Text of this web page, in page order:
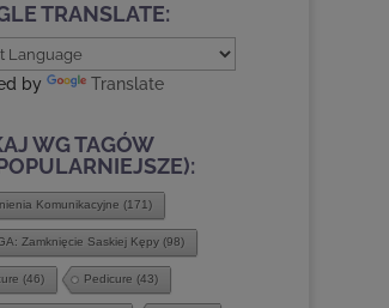
TRANSLATE:
by Translate
WG TAGÓW
Komunikacyjne (171)
Zamknięcie Saskiej Kępy (98)
(46) Pedicure (43)